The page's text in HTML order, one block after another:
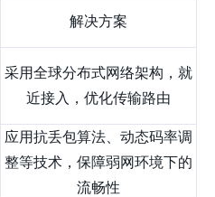
解决方案
采用全球分布式网络架构，就
近接入，优化传输路由
应用抗丢包算法、动态码率调
整等技术，保障弱网环境下的
流畅性